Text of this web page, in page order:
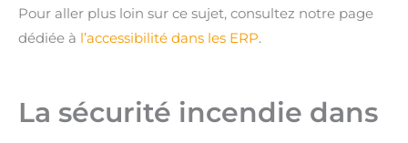
Pour aller plus loin sur ce sujet, consultez notre page
dédiée à l’accessibilité dans les ERP.
La sécurité incendie dans